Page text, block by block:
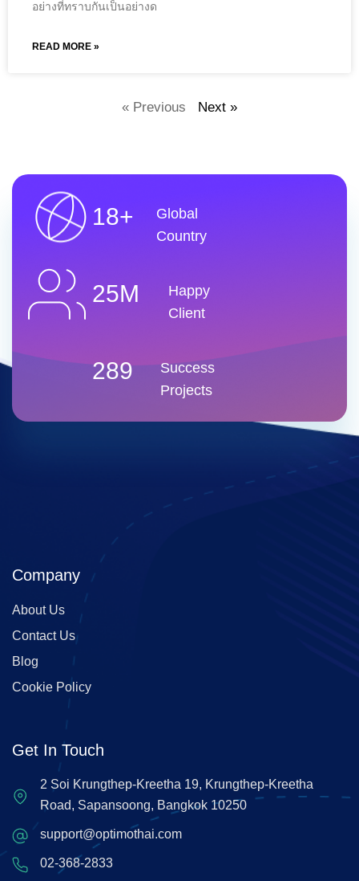
อย่างที่ทราบกันเป็นอย่างด
READ MORE »
« Previous Next »
18+
Global
Country
25M
Happy
Client
289
Success
Projects
Company
About Us
Contact Us
Blog
Cookie Policy
Get In Touch
2 Soi Krungthep-Kreetha 19, Krungthep-Kreetha
Road, Sapansoong, Bangkok 10250
support@optimothai.com
02-368-2833